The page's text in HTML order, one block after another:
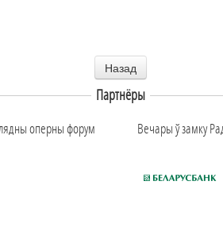
Назад
Партнёры
оперны форум Вечары ў замку